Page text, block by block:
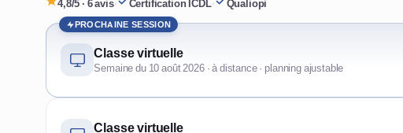
4,8/5 · 6 avis· Certification ICDL· Qualiopi
PROCHAINE SESSION
Classe virtuelle
Semaine du 10 août 2026 · à distance · planning ajustable
Classe virtuelle